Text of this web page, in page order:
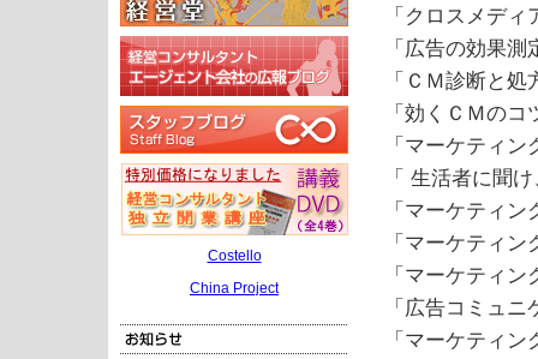
Costello
China Project
「クロスメデ
「広告の効果
「ＣＭ診断と処
「効くＣＭのコ
「マーケティ
「 生活者に聞
「マーケティ
「マーケティ
「マーケティ
「広告コミュ
「マーケティ